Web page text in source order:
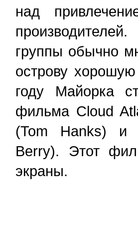
над
группы обычно
острову
году Майорка
фильма Cloud
(Tom Hanks) и
Berry). Этот
экраны.